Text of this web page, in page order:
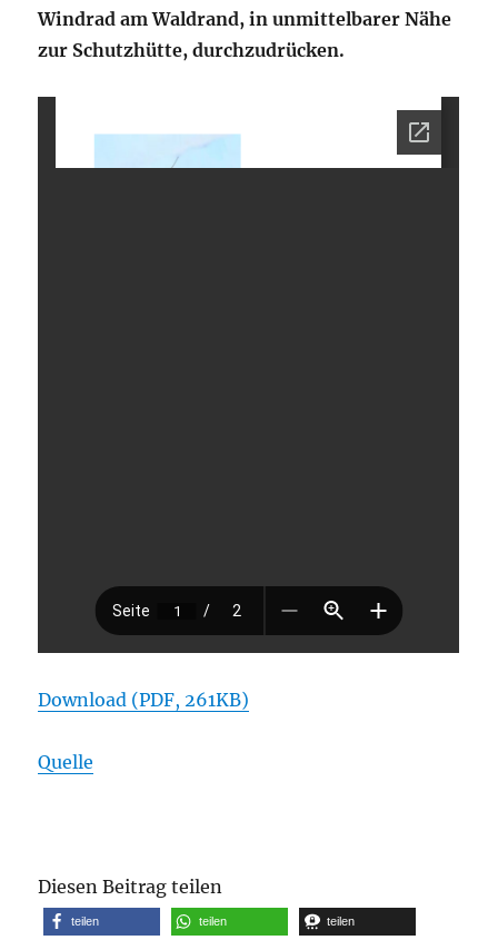
Windrad am Waldrand, in unmittelbarer Nähe
zur Schutzhütte, durchzudrücken.
Download (PDF, 261KB)
Quelle
Diesen Beitrag teilen
teilen teilen teilen